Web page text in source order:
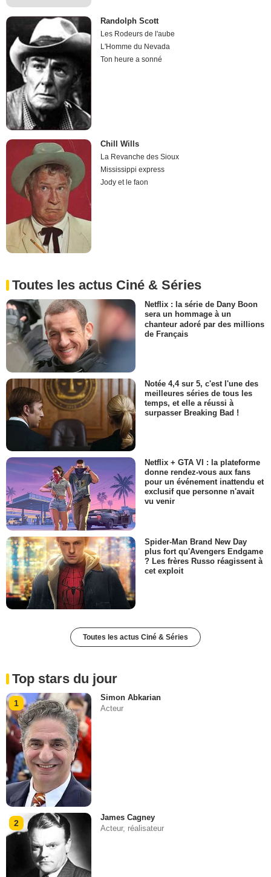
Randolph Scott
Les Rodeurs de l'aube
L'Homme du Nevada
Ton heure a sonné
Chill Wills
La Revanche des Sioux
Mississippi express
Jody et le faon
Toutes les actus Ciné & Séries
Netflix : la série de Dany Boon
sera un hommage à un
chanteur adoré par des millions
de Français
Notée 4,4 sur 5, c'est l'une des
meilleures séries de tous les
temps, et elle a réussi à
surpasser Breaking Bad !
Netflix + GTA VI : la plateforme
donne rendez-vous aux fans
pour un événement inattendu et
exclusif que personne n'avait
vu venir
Spider-Man Brand New Day
plus fort qu'Avengers Endgame
? Les frères Russo réagissent à
cet exploit
Toutes les actus Ciné & Séries
Top stars du jour
1
Simon Abkarian
Acteur
2
James Cagney
Acteur, réalisateur